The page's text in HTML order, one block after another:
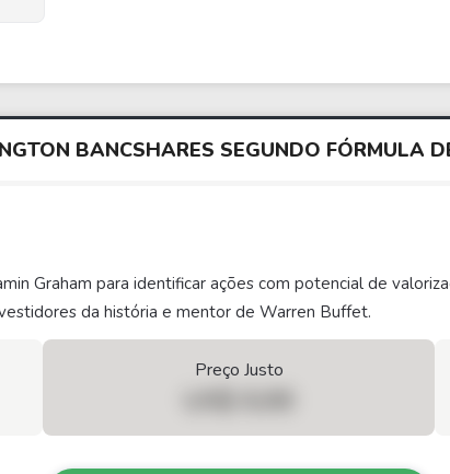
BANCSHARES SEGUNDO FÓRMULA
Graham para identificar ações com potencial de
da história e mentor de Warren Buffet.
Preço Justo